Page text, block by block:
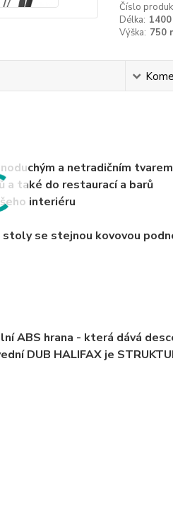
Číslo
Délka:
Výška: 750
a netradičním tvarem
a také do restaurací a barů
interiéru
se stejnou kovovou
ABS hrana - která dává
DUB HALIFAX je